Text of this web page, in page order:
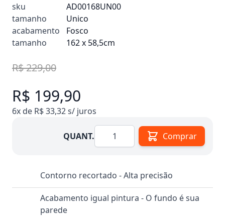
sku
AD00168UN00
tamanho
Unico
acabamento
Fosco
tamanho
162 x 58,5cm
R$ 229,00
R$ 199,90
6x de R$ 33,32 s/ juros
QUANT.Quantidade Comprar
Contorno recortado - Alta precisão
Acabamento igual pintura - O fundo é sua
parede